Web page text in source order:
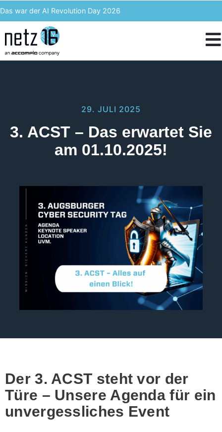
Das war der AI Revolution Day 2026
Kern AI wird accompio AI
Unser Event des Jahres – Wir blicken zurück auf den 3. ACST
29. JULI 2025
3. ACST – Das erwartet Sie
am 01.10.2025!
Der 3. ACST steht vor der
Türe – Unsere Agenda für ein
unvergessliches Event